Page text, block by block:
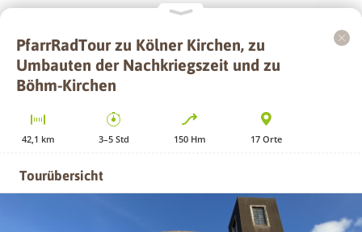
GPS
PfarrRadTour zu Kölner Kirchen, zu
Umbauten der Nachkriegszeit und zu
Böhm-Kirchen
42,1 km 3–5 Std 150 Hm 17Orte
Tourübersicht